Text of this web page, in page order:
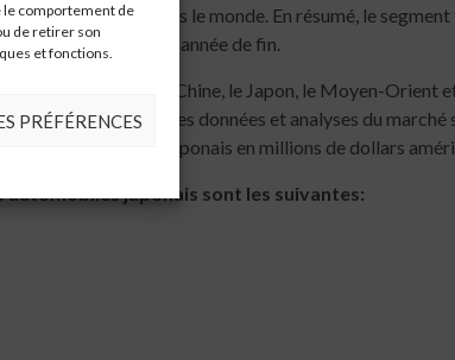
le comportement de
de retirer son
et fonctions.
PRÉFÉRENCES
pour le produit dans le monde. En résumé, le
et 2026 comme année de fin.
Nord, l’Europe, la Chine, le Japon, le Moyen-Orient
de 2015 à 2026. Les données et analyses du marché
automobile japonais en millions de dollars
japonais sont les suivantes: